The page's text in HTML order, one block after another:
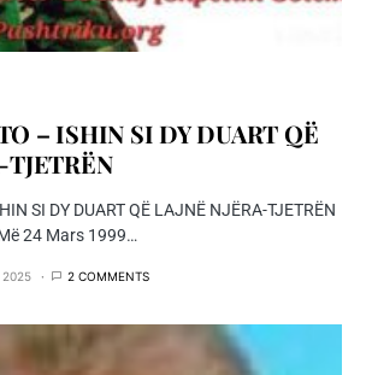
– ISHIN SI DY DUART QË
TJETRËN
SI DY DUART QË LAJNË NJËRA-TJETRËN
24 Mars 1999…
2025 2 COMMENTS